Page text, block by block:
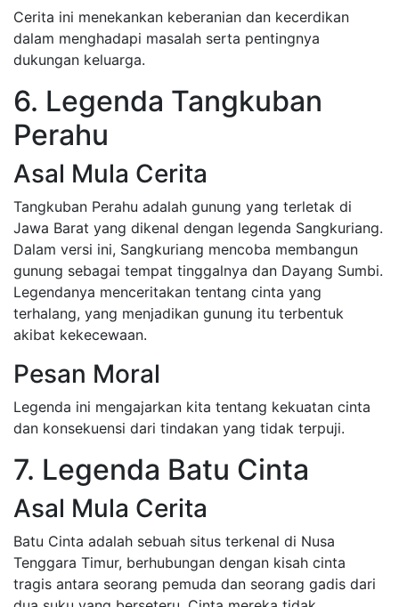
Cerita ini menekankan keberanian dan kecerdikan
dalam menghadapi masalah serta pentingnya
dukungan keluarga.
6. Legenda Tangkuban
Perahu
Asal Mula Cerita
Tangkuban Perahu adalah gunung yang terletak di
Jawa Barat yang dikenal dengan legenda Sangkuriang.
Dalam versi ini, Sangkuriang mencoba membangun
gunung sebagai tempat tinggalnya dan Dayang Sumbi.
Legendanya menceritakan tentang cinta yang
terhalang, yang menjadikan gunung itu terbentuk
akibat kekecewaan.
Pesan Moral
Legenda ini mengajarkan kita tentang kekuatan cinta
dan konsekuensi dari tindakan yang tidak terpuji.
7. Legenda Batu Cinta
Asal Mula Cerita
Batu Cinta adalah sebuah situs terkenal di Nusa
Tenggara Timur, berhubungan dengan kisah cinta
tragis antara seorang pemuda dan seorang gadis dari